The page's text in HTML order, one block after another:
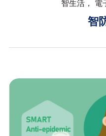
智生活， 電
智